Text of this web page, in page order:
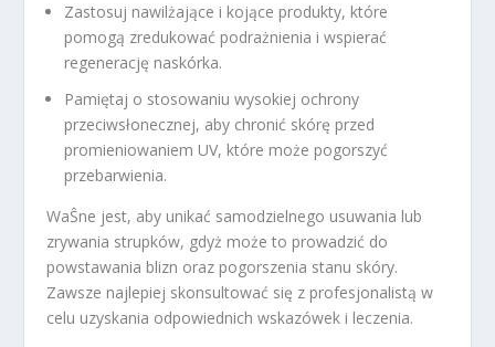
Zastosuj nawilżające i kojące produkty, które
pomogą zredukować podrażnienia i wspierać
regenerację naskórka.
Pamiętaj o stosowaniu wysokiej ochrony
przeciwsłonecznej, aby chronić skórę przed
promieniowaniem UV, które może pogorszyć
przebarwienia.
WaŜne jest, aby unikać samodzielnego usuwania lub
zrywania strupków, gdyż może to prowadzić do
powstawania blizn oraz pogorszenia stanu skóry.
Zawsze najlepiej skonsultować się z profesjonalistą w
celu uzyskania odpowiednich wskazówek i leczenia.